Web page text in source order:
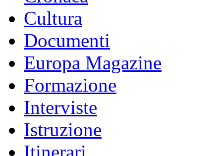
Cultura
Documenti
Europa Magazine
Formazione
Interviste
Istruzione